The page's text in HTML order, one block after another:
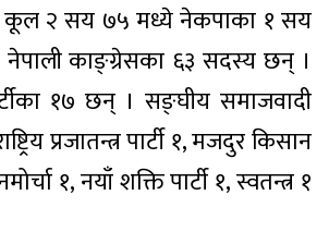
कूल २ सय ७५ मध्ये नेकपाका १ सय
काङ्ग्रेसका ६३ सदस्य छन् ।
१७ छन् । सङ्घीय समाजवादी
प्रजातन्त्र पार्टी १, मजदुर किसान
१, नयाँ शक्ति पार्टी १, स्वतन्त्र १